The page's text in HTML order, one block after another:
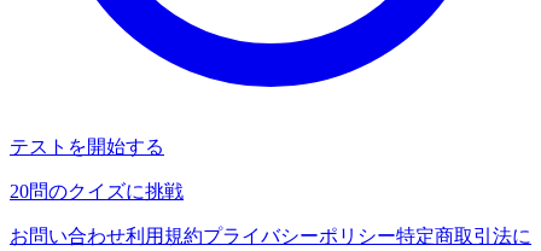
テストを開始する
20問のクイズに挑戦
お問い合わせ利用規約プライバシーポリシー特定商取引法に